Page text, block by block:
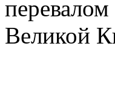
Великой